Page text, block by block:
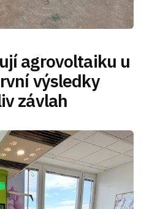
agrovoltaiku u
výsledky
závlah